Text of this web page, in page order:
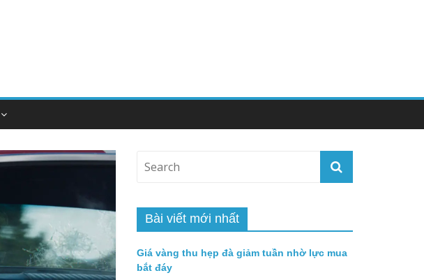
Bài viết mới nhất
Giá vàng thu hẹp đà giảm tuần nhờ lực mua
bắt đáy